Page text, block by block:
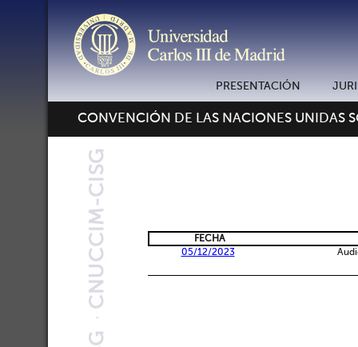
PRESENTACIÓN
CONVENCIÓN DE LAS NACIONES UNIDAS
FECHA
05/12/2023